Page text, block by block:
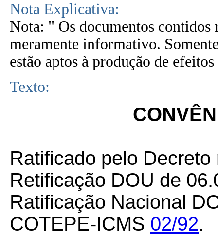
Nota Explicativa:
Nota: " Os documentos contidos
meramente informativo.
estão aptos à produção de
Texto:
Ratificado pelo Decreto
Retificação DOU de
Ratificação Nacional
COTEPE-ICMS 02/92.